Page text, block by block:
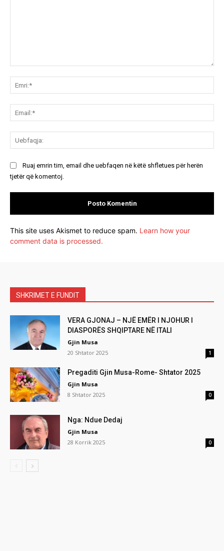
Ruaj emrin tim, email dhe uebfaqen në këtë shfletues për herën
tjetër që komentoj.
This site uses Akismet to reduce spam. Learn how your
comment data is processed.
SHKRIMET E FUNDIT
VERA GJONAJ – NJË EMËR I NJOHUR I
DIASPORËS SHQIPTARE NË ITALI
Gjin Musa
20 Shtator 2025
1
Pregaditi Gjin Musa-Rome- Shtator 2025
Gjin Musa
8 Shtator 2025
0
Nga: Ndue Dedaj
Gjin Musa
28 Korrik 2025
0